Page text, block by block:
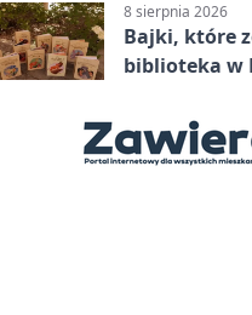
8 sierpnia 2026
Bajki, które
biblioteka w